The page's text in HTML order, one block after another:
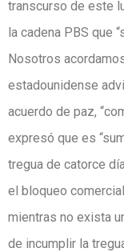
transcurso de este
la cadena PBS que
Nosotros
estadounidense
acuerdo de paz,
expresó que es
tregua de catorce
el bloqueo
mientras no exista
de incumplir la